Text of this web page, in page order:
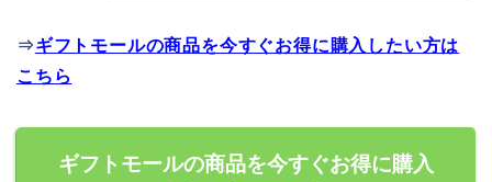
⇒ギフトモールの商品を今すぐお得に購入したい方は
こちら
ギフトモールの商品を今すぐお得に購入